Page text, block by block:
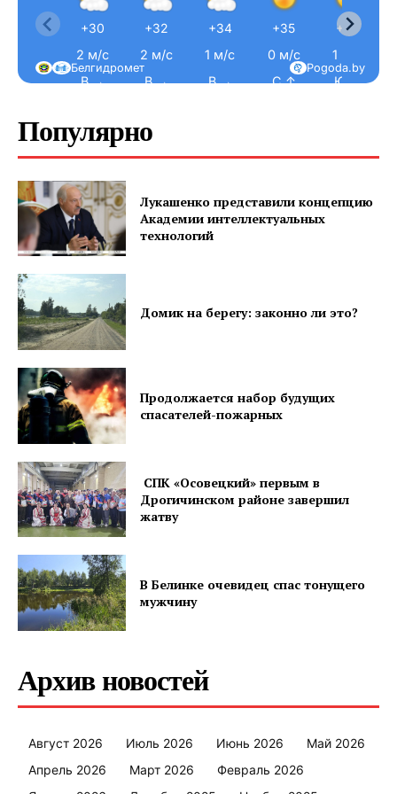
+30
2 м/с
В →
+32
2 м/с
В →
+34
1 м/с
В →
+35
0 м/с
С ↑
+36
1 м/с
Ю ↓
Pogoda.by
Белгидромет
Популярно
Лукашенко представили концепцию
Академии интеллектуальных
технологий
Домик на берегу: законно ли это?
Продолжается набор будущих
спасателей-пожарных
СПК «Осовецкий» первым в
Дрогичинском районе завершил
жатву
В Белинке очевидец спас тонущего
мужчину
Архив новостей
Август 2026 Июль 2026 Июнь 2026
Май 2026
Апрель 2026
Март 2026
Февраль 2026